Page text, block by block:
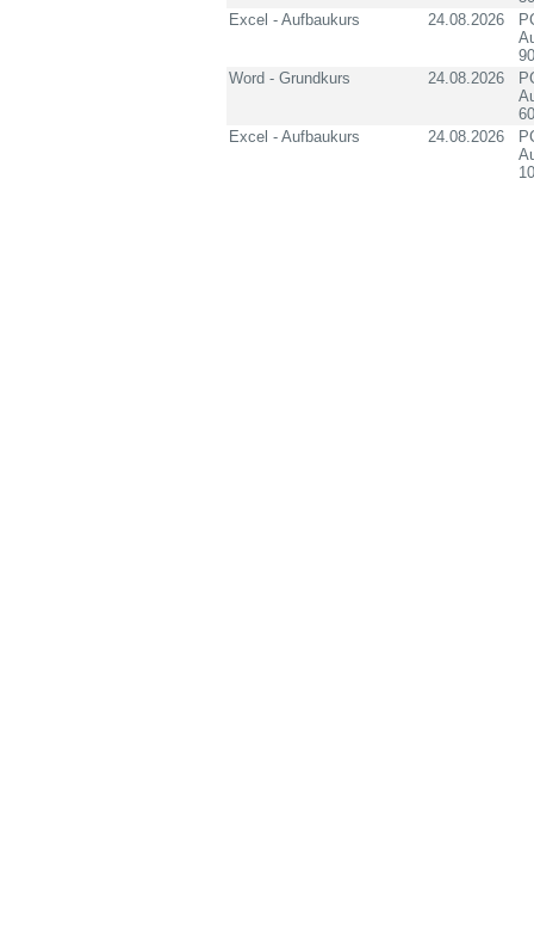
Excel - Aufbaukurs
24.08.2026
Word - Grundkurs
24.08.2026
Excel - Aufbaukurs
24.08.2026